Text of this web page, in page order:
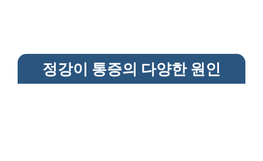
정강이 통증의 다양한 원인